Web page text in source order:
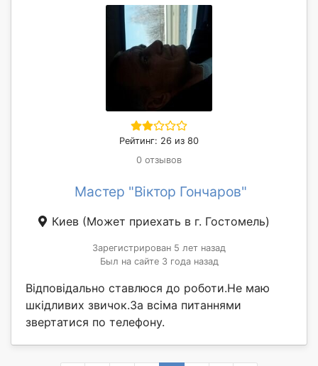
Рейтинг: 26 из 80
0 отзывов
Мастер "Віктор Гончаров"
Киев (Может приехать в г. Гостомель)
Зарегистрирован 5 лет назад
Был на сайте 3 года назад
Відповідально ставлюся до роботи.Не маю
шкідливих звичок.За всіма питаннями
звертатися по телефону.